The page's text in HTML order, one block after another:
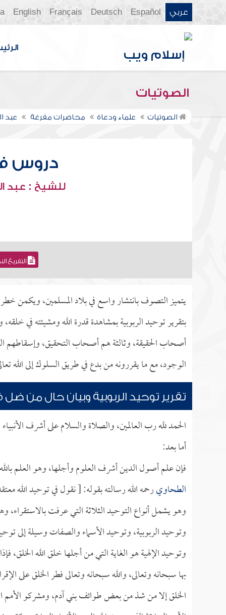
عربي Español
Deutsch
Français
English
الصوتيات
الصوتيات علماء ودعاة محاضرات مفرغة عبد
دروس
للشيخ : عبد
التفريغ
يتميز التصوف بانتشار واسع في بلاد المسلمين، ويكمن خطر
بتقرير توحيد الربوبية بمشاهدة قدرة الله ومشيئته في
أصحاب الحقيقة، وثالثة هم أصحاب التحقيق، وإسقاطهم
الوجود، مع ما يقررونه من بدع في طريق السلوك إلى الله
تقرير توحيد الربوبية وبيان حال من ضل
الحمد لله رب العالمين، والصلاة والسلام على أشرف
أما بعد:
فإن علم أصول الدين أشرف العلوم وأجلها، وهو العلم
الطحاويرحمه الله رسالته بقوله: [ نقول في توحيد الله
وهو يشمل أنواع التوحيد الثلاثة التي عرفت بالاستقراء،
وتوحيد الربوبية، وتوحيد الأسماء والصفات وسيلة إلى
وتوحيد الإلهية هو الغاية التي من أجلها خلق الله الخلق،
بها سبحانه وتعالى، والله سبحانه وتعالى فطر الخلق على
الخلق إلا من شذ من بعض طوائف بني آدم، ومشركو الأمم